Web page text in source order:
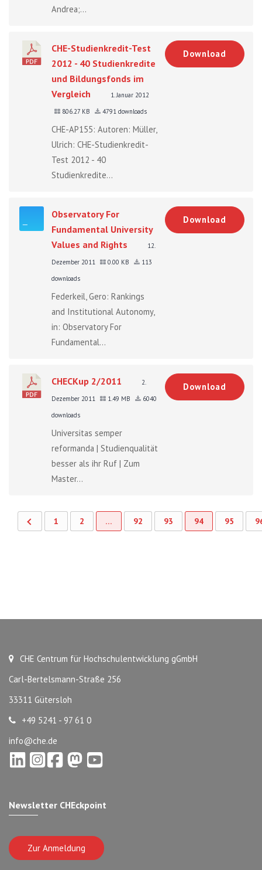
Andrea;...
CHE-Studienkredit-Test
2012 - 40 Studienkredite
und Bildungsfonds im
Vergleich
1. Januar 2012
806.27 KB
4791 downloads
CHE-AP155: Autoren: Müller,
Ulrich: CHE-Studienkredit-
Test 2012 - 40
Studienkredite...
Download
Observatory For
Fundamental University
Values and Rights
12.
Dezember 2011
0.00 KB
113
downloads
Federkeil, Gero: Rankings
and Institutional Autonomy,
in: Observatory For
Fundamental...
Download
CHECKup 2/2011
2.
Dezember 2011
1.49 MB
6040
downloads
Universitas semper
reformanda | Studienqualität
besser als ihr Ruf | Zum
Master...
Download
1 2 … 92 93 94 95
CHE Centrum für Hochschulentwicklung gGmbH
Carl-Bertelsmann-Straße 256
33311 Gütersloh
+49 5241 - 97 61 0
info@che.de
Newsletter CHEckpoint
Zur Anmeldung